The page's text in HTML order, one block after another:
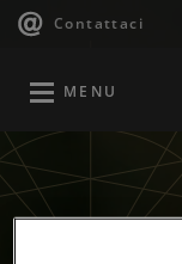
Salta
principale
Contattaci
Menu
MENU